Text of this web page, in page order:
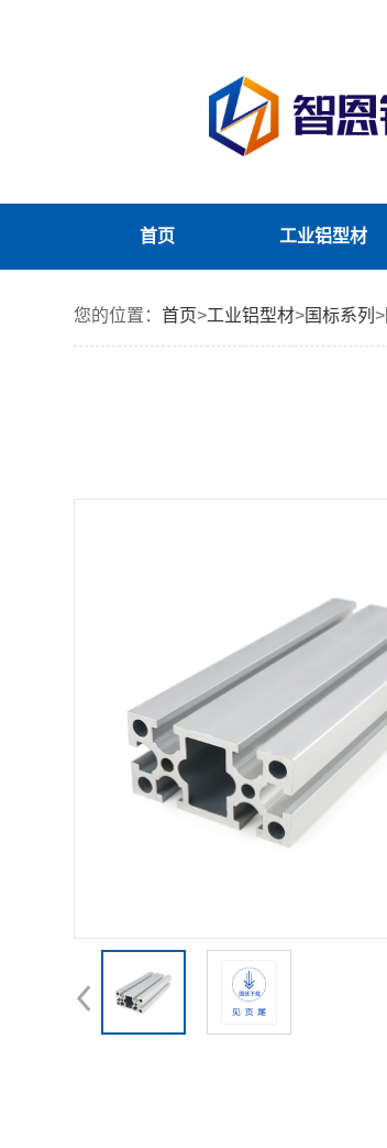
首页 工业铝型材
您的位置：首页>工业铝型材>国标系列>